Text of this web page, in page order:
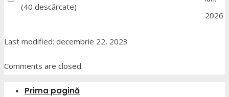
(40 descărcate)
2026
Last modified: decembrie 22, 2023
Comments are closed.
Prima pagină